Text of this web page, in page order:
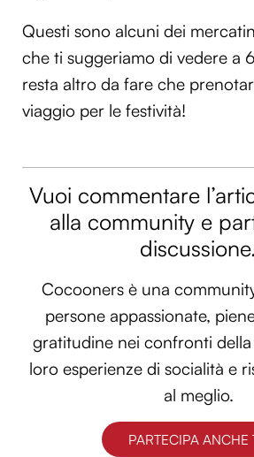
Questi sono alcuni dei
che ti suggeriamo di vedere a
resta altro da fare che
viaggio per le festività!
Vuoi commentare
alla community e
discussione.
Cocooners è una
persone appassionate,
gratitudine nei confronti
loro esperienze di socialità e
al meglio.
PARTECIPA ANCHE